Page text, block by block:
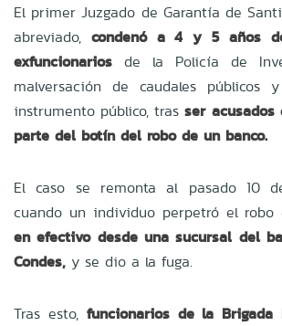
El primer Juzgado de Garantía de
abreviado, condenó a 4 y 5 años
exfuncionarios de la Policía de
malversación de caudales públicos
instrumento público, trasser acusados
parte del botín del robo de un banco.
El caso se remonta al pasado 10
cuando un individuo perpetró el
en efectivo desde una sucursal del
Condes, y se dio a la fuga.
Tras esto, funcionarios de la Brigada